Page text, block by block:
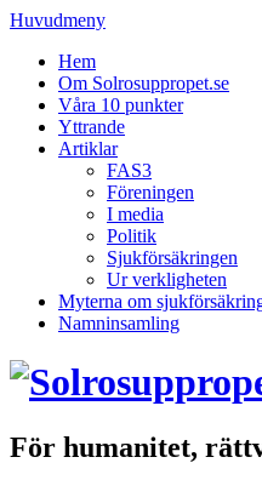
Huvudmeny
Hem
Om Solrosuppropet.se
Våra 10 punkter
Yttrande
Artiklar
FAS3
Föreningen
I media
Politik
Sjukförsäkringen
Ur verkligheten
Myterna om
Namninsamling
För humanitet,